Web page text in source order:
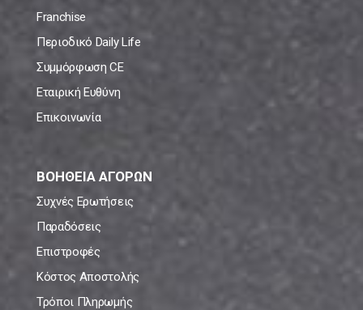
Franchise
Περιοδικό Daily Life
Συμμόρφωση CE
Εταιρική Ευθύνη
Επικοινωνία
ΒΟΗΘΕΙΑ ΑΓΟΡΩΝ
Συχνές Ερωτήσεις
Παραδόσεις
Επιστροφές
Κόστος Αποστολής
Τρόποι Πληρωμής